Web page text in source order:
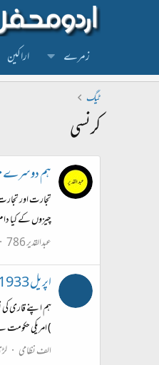
زمرے اراکین
ٹیگ
کرنسی
ہم دوسرے
تجارت اور
چیزوں کے کیا
عبدالقدیر 786
اپریل 1933ء کا ایک واقعہ: بین الاقوامی مالیاتی نظام میں روپے اور دولت کی قانونی چوری
) امریکی حکومت
الف نظامی